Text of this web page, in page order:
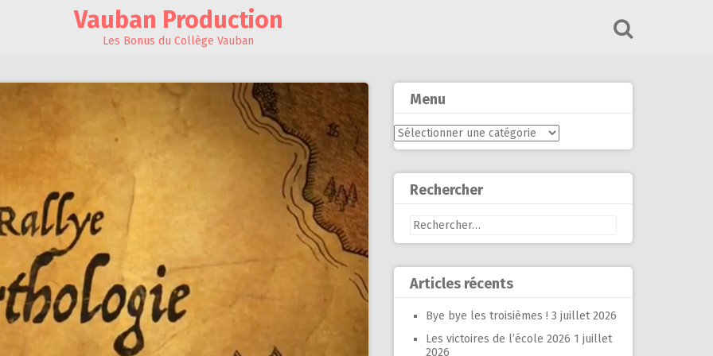
Vauban Production
Les Bonus du Collège Vauban
Menu
Menu
Rechercher
Rechercher :
Articles récents
Bye bye les troisièmes ! 3 juillet 2026
Les victoires de l’école 2026 1 juillet
2026